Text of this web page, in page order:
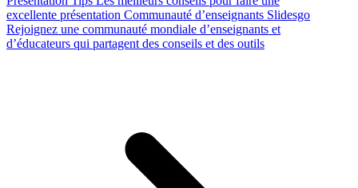
excellente présentation Communauté d’enseignants Slidesgo
Rejoignez une communauté mondiale d’enseignants et
d’éducateurs qui partagent des conseils et des outils